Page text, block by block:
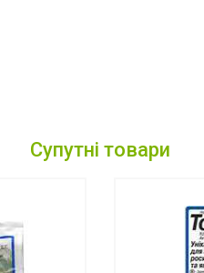
Супутні товари